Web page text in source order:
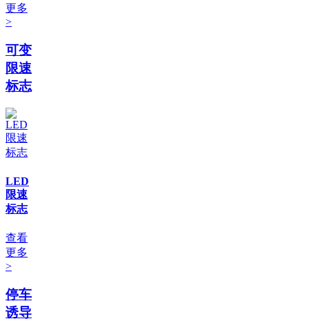
更多
>
可变
限速
标志
LED
限速
标志
查看
更多
>
停车
诱导